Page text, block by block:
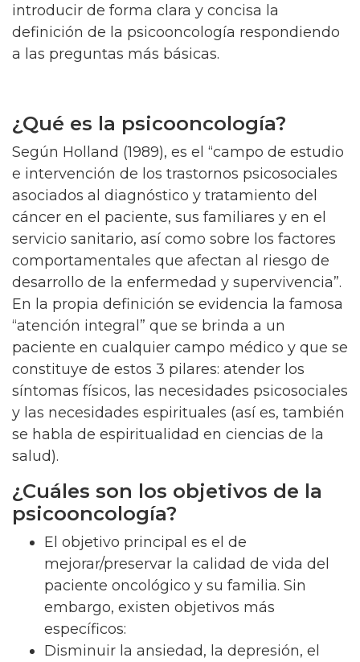
introducir de forma clara y concisa la
definición de la psicooncología respondiendo
a las preguntas más básicas.
¿Qué es la psicooncología?
Según Holland (1989), es el “campo de estudio
e intervención de los trastornos psicosociales
asociados al diagnóstico y tratamiento del
cáncer en el paciente, sus familiares y en el
servicio sanitario, así como sobre los factores
comportamentales que afectan al riesgo de
desarrollo de la enfermedad y supervivencia”.
En la propia definición se evidencia la famosa
“atención integral” que se brinda a un
paciente en cualquier campo médico y que se
constituye de estos 3 pilares: atender los
síntomas físicos, las necesidades psicosociales
y las necesidades espirituales (así es, también
se habla de espiritualidad en ciencias de la
salud).
¿Cuáles son los objetivos de la
psicooncología?
El objetivo principal es el de
mejorar/preservar la calidad de vida del
paciente oncológico y su familia. Sin
embargo, existen objetivos más
específicos:
Disminuir la ansiedad, la depresión, el